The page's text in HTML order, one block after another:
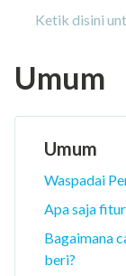
Umum
Umum
Waspadai
Apa saja
Bagaimana
beri?